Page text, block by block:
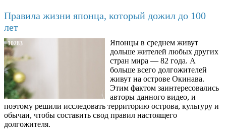
Правила жизни японца, который дожил до 100
лет
10283
Японцы в среднем живут
дольше жителей любых других
стран мира — 82 года. А
больше всего долгожителей
живут на острове Окинава.
Этим фактом заинтересовались
авторы данного видео, и
поэтому решили исследовать территорию острова, культуру и
обычаи, чтобы составить свод правил настоящего
долгожителя.